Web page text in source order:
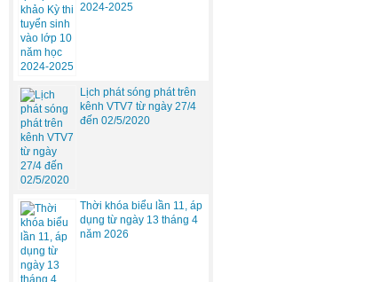
2024-2025
Lịch phát sóng phát trên
kênh VTV7 từ ngày 27/4
đến 02/5/2020
Thời khóa biểu lần 11, áp
dụng từ ngày 13 tháng 4
năm 2026